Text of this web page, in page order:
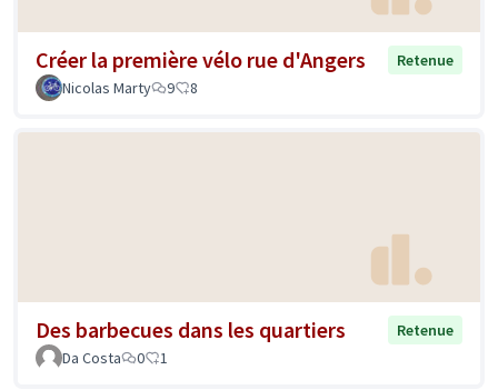
Créer la première vélo rue d'Angers
Retenue
Nicolas Marty
9 8
Des barbecues dans les quartiers
Retenue
Da Costa
0 1